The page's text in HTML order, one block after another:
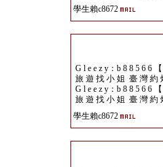
學生賴c8672
G l e e z y：b 8 8 5 6 6
旅 遊 找 小 姐 臺 灣 約
G l e e z y：b 8 8 5 6 6
旅 遊 找 小 姐 臺 灣 約
學生賴c8672